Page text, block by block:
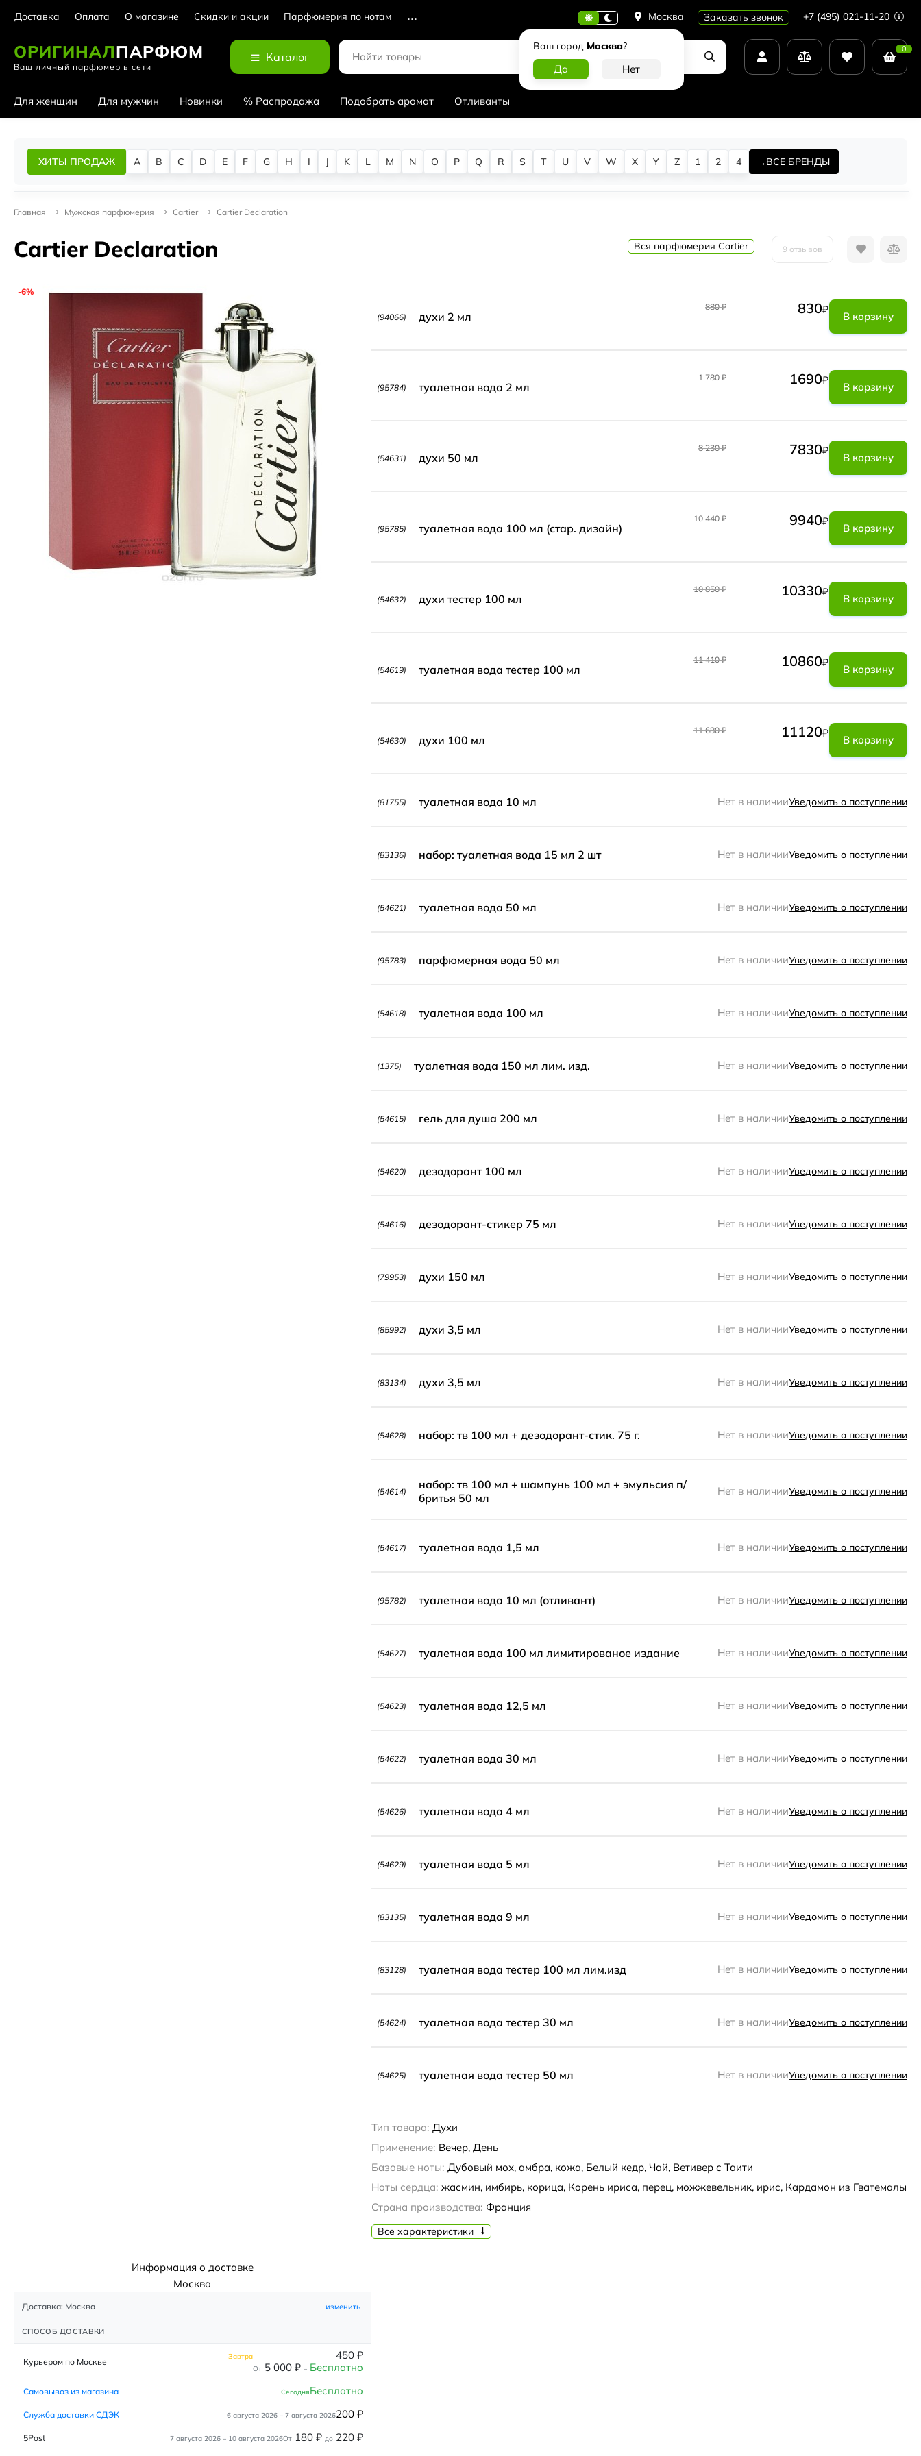
Доставка Оплата О магазине Скидки и акции Парфюмерия по нотам Москва
Ваш город Москва?
Заказать звонок +7 (495) 021-11-20
ОРИГИНАЛПАРФЮМ
Ваш личный парфюмер в сети
Каталог
0
Для женщин Для мужчин Новинки % Распродажа Подобрать аромат Отливанты
ХИТЫ ПРОДАЖ A B C D E F G H I J K L M N O P Q R S T U V W X Y Z 1 2 4 ВСЕ БРЕНДЫ
Главная Мужская парфюмерия Cartier Cartier Declaration
Cartier Declaration Вся парфюмерия Cartier 9 отзывов
-6%
(94066) духи 2 мл
880₽ 830₽
В корзину
(95784) туалетная вода 2 мл
1 780₽ 1690₽
В корзину
(54631) духи 50 мл
8 230₽ 7830₽
В корзину
(95785) туалетная вода 100 мл (стар. дизайн)
10 440₽ 9940₽
В корзину
(54632) духи тестер 100 мл
10 850₽ 10330₽
В корзину
(54619) туалетная вода тестер 100 мл
11 410₽ 10860₽
В корзину
(54630) духи 100 мл
11 680₽ 11120₽
В корзину
(81755) туалетная вода 10 мл Нет в наличииУведомить о поступлении
(83136) набор: туалетная вода 15 мл 2 шт Нет в наличииУведомить о поступлении
(54621) туалетная вода 50 мл Нет в наличииУведомить о поступлении
(95783) парфюмерная вода 50 мл Нет в наличииУведомить о поступлении
(54618) туалетная вода 100 мл Нет в наличииУведомить о поступлении
(1375) туалетная вода 150 мл лим. изд. Нет в наличииУведомить о поступлении
(54615) гель для душа 200 мл Нет в наличииУведомить о поступлении
(54620) дезодорант 100 мл Нет в наличииУведомить о поступлении
(54616) дезодорант-стикер 75 мл Нет в наличииУведомить о поступлении
(79953) духи 150 мл Нет в наличииУведомить о поступлении
(85992) духи 3,5 мл Нет в наличииУведомить о поступлении
(83134) духи 3,5 мл Нет в наличииУведомить о поступлении
(54628) набор: тв 100 мл + дезодорант-стик. 75 г. Нет в наличииУведомить о поступлении
(54614)
набор: тв 100 мл + шампунь 100 мл + эмульсия п/
бритья 50 мл
Нет в наличииУведомить о поступлении
(54617) туалетная вода 1,5 мл Нет в наличииУведомить о поступлении
(95782) туалетная вода 10 мл (отливант) Нет в наличииУведомить о поступлении
(54627) туалетная вода 100 мл лимитированое издание Нет в наличииУведомить о поступлении
(54623) туалетная вода 12,5 мл Нет в наличииУведомить о поступлении
(54622) туалетная вода 30 мл Нет в наличииУведомить о поступлении
(54626) туалетная вода 4 мл Нет в наличииУведомить о поступлении
(54629) туалетная вода 5 мл Нет в наличииУведомить о поступлении
(83135) туалетная вода 9 мл Нет в наличииУведомить о поступлении
(83128) туалетная вода тестер 100 мл лим.изд Нет в наличииУведомить о поступлении
(54624) туалетная вода тестер 30 мл Нет в наличииУведомить о поступлении
(54625) туалетная вода тестер 50 мл Нет в наличииУведомить о поступлении
Тип товара: Духи
Применение: Вечер, День
Базовые ноты: Дубовый мох, амбра, кожа, Белый кедр, Чай, Ветивер с Таити
Ноты сердца: жасмин, имбирь, корица, Корень ириса, перец, можжевельник, ирис, Кардамон из Гватемалы
Страна производства: Франция
Все характеристики
Информация о доставке
Москва
Доставка: Москва изменить
СПОСОБ ДОСТАВКИ
Курьером по Москве Завтра 450 ₽
От 5 000 ₽ – Бесплатно
Самовывоз из магазина СегодняБесплатно
Служба доставки СДЭК 6 августа 2026 – 7 августа 2026200 ₽
5Post 7 августа 2026 – 10 августа 2026От 180 ₽ до 220 ₽